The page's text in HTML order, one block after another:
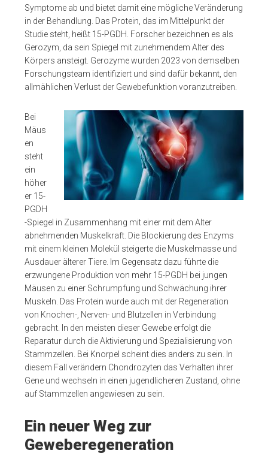
Symptome ab und bietet damit eine mögliche Veränderung
in der Behandlung. Das Protein, das im Mittelpunkt der
Studie steht, heißt 15-PGDH. Forscher bezeichnen es als
Gerozym, da sein Spiegel mit zunehmendem Alter des
Körpers ansteigt. Gerozyme wurden 2023 von demselben
Forschungsteam identifiziert und sind dafür bekannt, den
allmählichen Verlust der Gewebefunktion voranzutreiben.
Bei
Mäus
en
steht
ein
höher
er 15-
PGDH
-Spiegel in Zusammenhang mit einer mit dem Alter
abnehmenden Muskelkraft. Die Blockierung des Enzyms
mit einem kleinen Molekül steigerte die Muskelmasse und
Ausdauer älterer Tiere. Im Gegensatz dazu führte die
erzwungene Produktion von mehr 15-PGDH bei jungen
Mäusen zu einer Schrumpfung und Schwächung ihrer
Muskeln. Das Protein wurde auch mit der Regeneration
von Knochen-, Nerven- und Blutzellen in Verbindung
gebracht. In den meisten dieser Gewebe erfolgt die
Reparatur durch die Aktivierung und Spezialisierung von
Stammzellen. Bei Knorpel scheint dies anders zu sein. In
diesem Fall verändern Chondrozyten das Verhalten ihrer
Gene und wechseln in einen jugendlicheren Zustand, ohne
auf Stammzellen angewiesen zu sein.
Ein neuer Weg zur
Geweberegeneration